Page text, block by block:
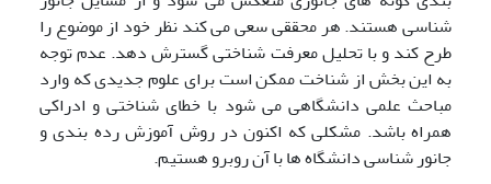
شناسی هستند. هر محققی سعی می کند نظر خود از موضوع را
طرح کند و با تحلیل معرفت شناختی گسترش دهد. عدم توجه
به این بخش از شناخت ممکن است برای علوم جدیدی که وارد
مباحث علمی دانشگاهی می شود با خطای شناختی و ادراکی
همراه باشد. مشکلی که اکنون در روش آموزش رده بندی و
جانور شناسی دانشگاه ها با آن روبرو هستیم.